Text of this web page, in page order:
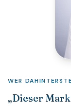
WER
„Dieser